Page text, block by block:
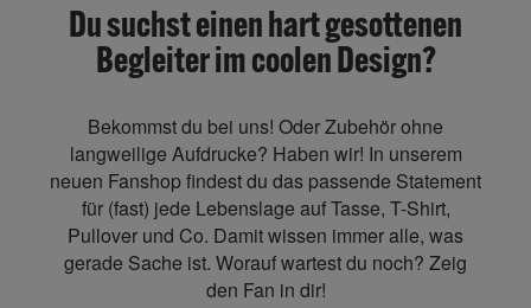
Du suchst einen hart gesottenen
Begleiter im coolen Design?
Bekommst du bei uns! Oder Zubehör ohne
langweilige Aufdrucke? Haben wir! In unserem
neuen Fanshop findest du das passende Statement
für (fast) jede Lebenslage auf Tasse, T-Shirt,
Pullover und Co. Damit wissen immer alle, was
gerade Sache ist. Worauf wartest du noch? Zeig
den Fan in dir!